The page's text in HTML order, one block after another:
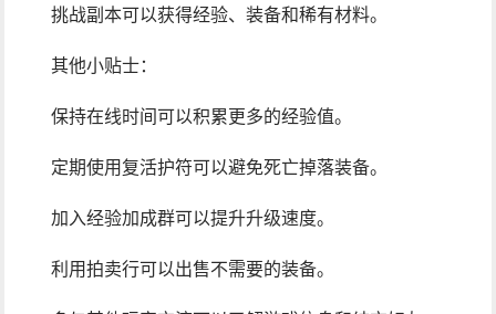
挑战副本可以获得经验、装备和稀有材料。
其他小贴士：
保持在线时间可以积累更多的经验值。
定期使用复活护符可以避免死亡掉落装备。
加入经验加成群可以提升升级速度。
利用拍卖行可以出售不需要的装备。